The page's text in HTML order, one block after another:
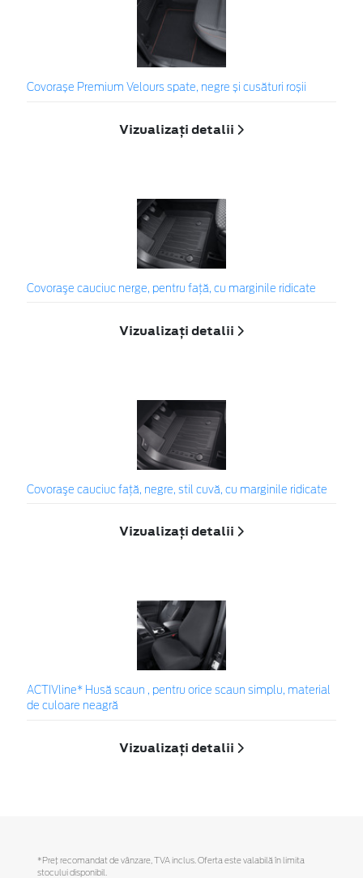
Covorașe Premium Velours spate, negre și cusături roșii
Vizualizați detalii
Covoraşe cauciuc nerge, pentru față, cu marginile ridicate
Vizualizați detalii
Covoraşe cauciuc față, negre, stil cuvă, cu marginile ridicate
Vizualizați detalii
ACTIVline* Husă scaun , pentru orice scaun simplu, material
de culoare neagră
Vizualizați detalii
*Preţ recomandat de vânzare, TVA inclus. Oferta este valabilă în limita
stocului disponibil.